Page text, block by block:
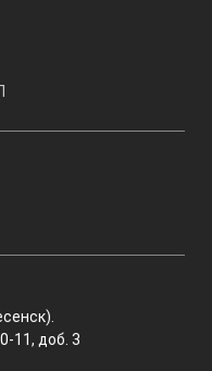
11, доб. 3